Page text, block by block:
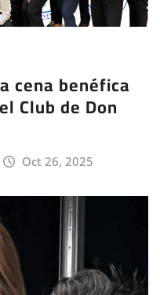
cena benéfica
Club de Don
Oct 26, 2025